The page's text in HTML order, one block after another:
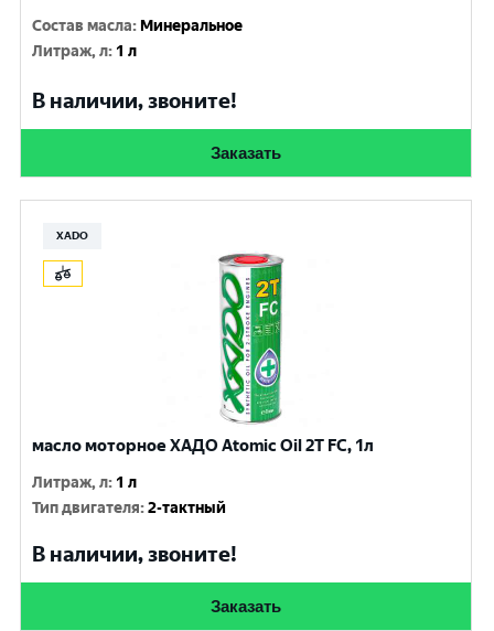
Состав масла: Минеральное
Литраж, л: 1 л
В наличии, звоните!
Заказать
XADO
масло моторное ХАДО Atomic Oil 2T FC, 1л
Литраж, л: 1 л
Тип двигателя:2-тактный
В наличии, звоните!
Заказать